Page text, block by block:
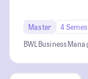
Master 4
BWL Business